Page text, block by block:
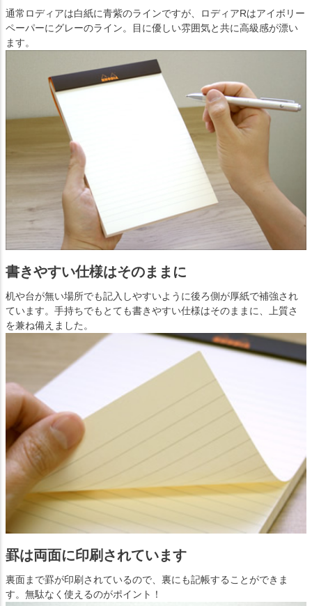
通常ロディアは白紙に青紫のラインですが、ロディアRはアイボリー
ペーパーにグレーのライン。目に優しい雰囲気と共に高級感が漂い
ます。
書きやすい仕様はそのままに
机や台が無い場所でも記入しやすいように後ろ側が厚紙で補強され
ています。手持ちでもとても書きやすい仕様はそのままに、上質さ
を兼ね備えました。
罫は両面に印刷されています
裏面まで罫が印刷されているので、裏にも記帳することができま
す。無駄なく使えるのがポイント！